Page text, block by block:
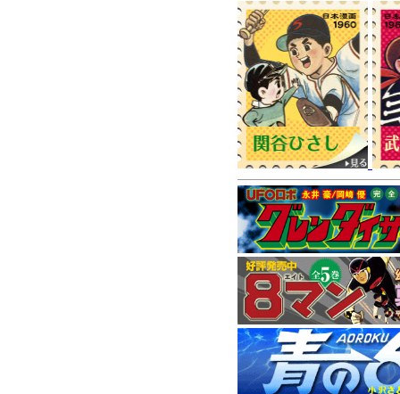
お知らせマンガショ
広尾満先生、小嶋悟
先生方の連絡先をご
プまでご一報くださ
マンガショップメー
ピックアップ『ロボ
『青の6号』全2巻!!
30年前の『青の6号
『青の6号 AO6』全3
好評発売中2015年1
11月刊はハードボイ
9月刊は1972年に連
1958年発表の元祖『
5月刊は小畑しゅん